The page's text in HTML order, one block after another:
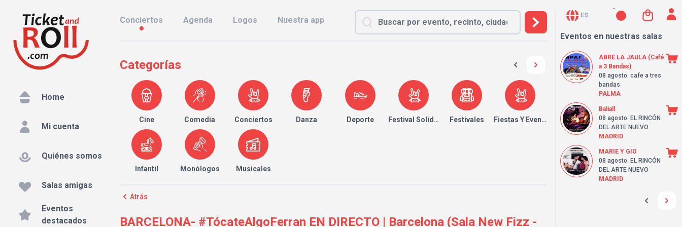
Home
Mi cuenta
Quiénes somos
Salas amigas
Eventos
destacados
Conciertos Agenda Logos Nuestra app
Categorías
Cine Comedia Conciertos Danza Deporte Festival Solidario Festivales Fiestas Y Eventos
Infantil Monólogos Musicales
Atrás
BARCELONA- #TócateAlgoFerran EN DIRECTO | Barcelona (Sala New Fizz -
ES
Eventos en nuestras salas
ABRE LA JAULA (Café
a 3 Bandas)
08 agosto. cafe a tres
bandas
PALMA
Baliall
08 agosto. EL RINCÓN
DEL ARTE NUEVO
MADRID
MARIE Y GIO
08 agosto. EL RINCÓN
DEL ARTE NUEVO
MADRID